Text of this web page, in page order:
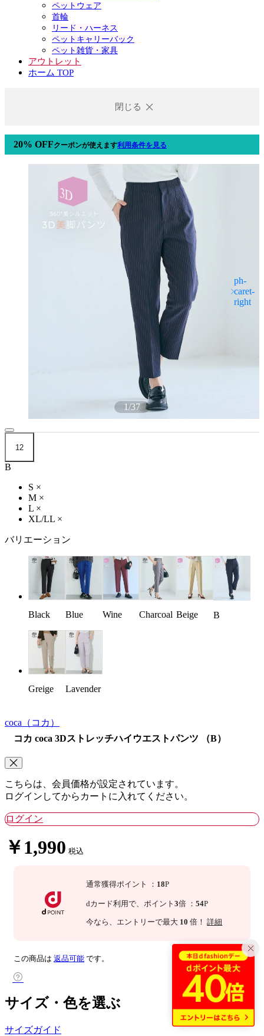
ペットウェア
首輪
リード・ハーネス
ペットキャリーバック
ペット雑貨・家具
アウトレット
ホーム TOP
閉じる
20% OFFクーポンが使えます利用条件を見る
1/37
12
B
S ×
M ×
L ×
XL/LL ×
バリエーション
Black Blue Wine Charcoal Beige B
Greige Lavender
coca （コカ）
コカ coca 3Dストレッチハイウエストパンツ （B）
こちらは、会員価格が設定されています。
ログインしてからカートに入れてください。
ログイン
￥1,990 税込
通常獲得ポイント ： 18P
dカード利用で、 ポイント3倍 ：54P
今なら 、エントリーで最大 10 倍！詳細
この商品は 返品可能 です。
サイズ・色を選ぶ
サイズガイド